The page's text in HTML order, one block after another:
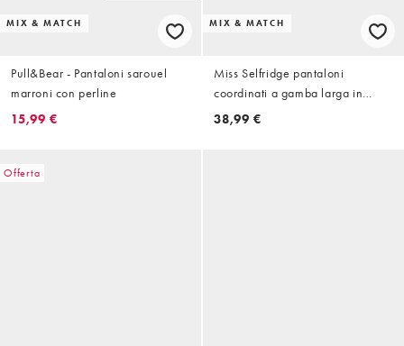
MIX & MATCH
Pull&Bear - Pantaloni sarouel
marroni con perline
15,99 €
MIX & MATCH
Miss Selfridge pantaloni
coordinati a gamba larga in
maglia a coste morbida
38,99 €
Offerta